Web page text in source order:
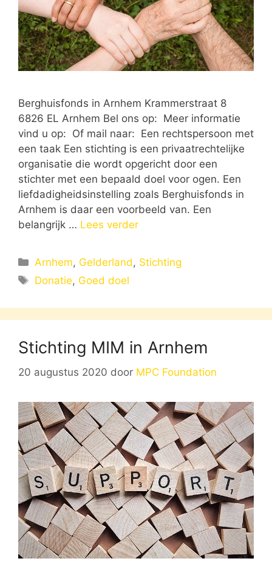
Berghuisfonds in Arnhem Krammerstraat 8
6826 EL Arnhem Bel ons op: Meer informatie
vind u op: Of mail naar: Een rechtspersoon met
een taak Een stichting is een privaatrechtelijke
organisatie die wordt opgericht door een
stichter met een bepaald doel voor ogen. Een
liefdadigheidsinstelling zoals Berghuisfonds in
Arnhem is daar een voorbeeld van. Een
belangrijk … Lees verder
Categorieën
Arnhem, Gelderland, Stichting
Tags
Donatie, Goed doel
Stichting MIM in Arnhem
20 augustus 2020 door MPC Foundation